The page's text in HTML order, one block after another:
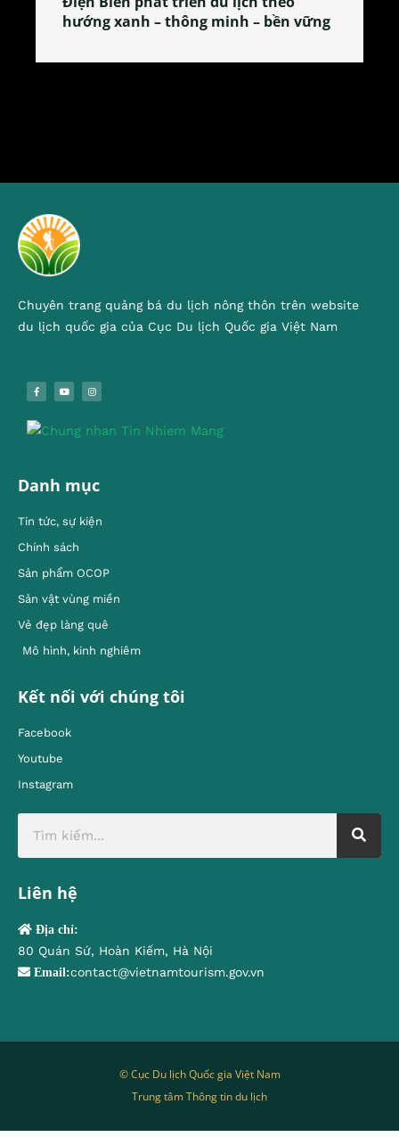
tỏa đặc sản xứ Đoài
Chuyên trang quảng bá du lịch nông thôn trên website
du lịch quốc gia của Cục Du lịch Quốc gia Việt Nam
Danh mục
Tin tức, sự kiện
Chính sách
Sản phẩm OCOP
Sản vật vùng miền
Vẻ đẹp làng quê
Mô hình, kinh nghiêm
Kết nối với chúng tôi
Facebook
Youtube
Instagram
Liên hệ
Địa chỉ:
80 Quán Sứ, Hoàn Kiếm, Hà Nội
Email:contact@vietnamtourism.gov.vn
© Cục Du lịch Quốc gia Việt Nam
Trung tâm Thông tin du lịch